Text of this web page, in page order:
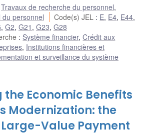
Travaux de recherche du personnel,
du personnel
Code(s) JEL : E, E4, E44,
, G2, G21 , G23, G28
: Système financier,Crédit aux
, Institutions financières et
et surveillance du système
Economic Benefits
Modernization: the
Value Payment